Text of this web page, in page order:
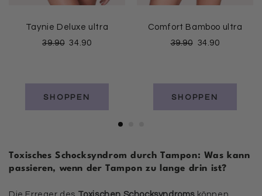
Taynie Deluxe ultra
39.90 34.90
SHOPPEN
Comfort Bamboo ultra
39.90 34.90
SHOPPEN
Toxisches Schocksyndrom durch Tampon: Was kann
passieren, wenn der Tampon zu lange drin ist?